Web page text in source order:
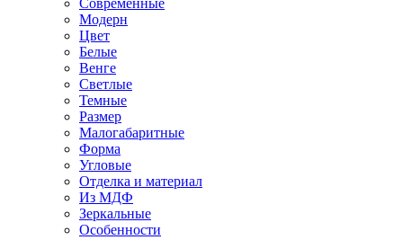
Современные
Модерн
Цвет
Белые
Венге
Светлые
Темные
Размер
Малогабаритные
Форма
Угловые
Отделка и материал
Из МДФ
Зеркальные
Особенности